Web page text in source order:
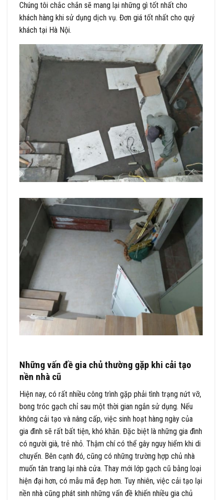
Chúng tôi chắc chắn sẽ mang lại những gì tốt nhất cho
khách hàng khi sử dụng dịch vụ. Đơn giá tốt nhất cho quý
khách tại Hà Nội.
Những vấn đề gia chủ thường gặp khi cải tạo
nền nhà cũ
Hiện nay, có rất nhiều công trình gặp phải tình trạng nứt vỡ,
bong tróc gạch chỉ sau một thời gian ngắn sử dụng. Nếu
không cải tạo và nâng cấp, việc sinh hoạt hàng ngày của
gia đình sẽ rất bất tiện, khó khăn. Đặc biệt là những gia đình
có người già, trẻ nhỏ. Thậm chí có thể gây nguy hiểm khi di
chuyển. Bên cạnh đó, cũng có những trường hợp chủ nhà
muốn tân trang lại nhà cửa. Thay mới lớp gạch cũ bằng loại
hiện đại hơn, có mẫu mã đẹp hơn. Tuy nhiên, việc cải tạo lại
nền nhà cũng phát sinh những vấn đề khiến nhiều gia chủ